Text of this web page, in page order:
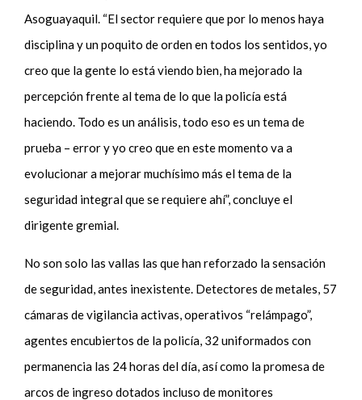
Asoguayaquil. “El sector requiere que por lo menos haya
disciplina y un poquito de orden en todos los sentidos, yo
creo que la gente lo está viendo bien, ha mejorado la
percepción frente al tema de lo que la policía está
haciendo. Todo es un análisis, todo eso es un tema de
prueba – error y yo creo que en este momento va a
evolucionar a mejorar muchísimo más el tema de la
seguridad integral que se requiere ahí”, concluye el
dirigente gremial.
No son solo las vallas las que han reforzado la sensación
de seguridad, antes inexistente. Detectores de metales, 57
cámaras de vigilancia activas, operativos “relámpago”,
agentes encubiertos de la policía, 32 uniformados con
permanencia las 24 horas del día, así como la promesa de
arcos de ingreso dotados incluso de monitores